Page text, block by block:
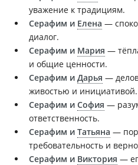
уважение к традициям.
Серафим и Елена —
диалог.
Серафим и Мария —
и общие ценности.
Серафим и Дарья —
живостью и инициативой.
Серафим и София —
ответственность.
Серафим и Татьяна —
требовательность и
Серафим и Виктория —